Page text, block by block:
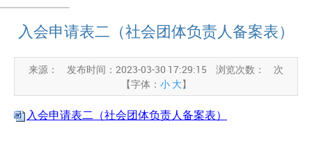
入会申请表二（社会团体负责人备案表）
来源： 发布时间：2023-03-30 17:29:15 浏览次数：
次
【字体： 小 大】
入会申请表二（社会团体负责人备案表）